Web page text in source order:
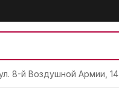
8-й Воздушной Армии, 14